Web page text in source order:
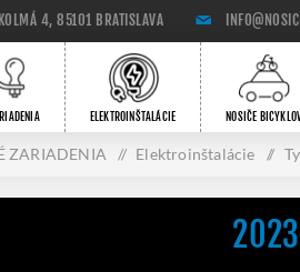
KOLMÁ 4, 85101 BRATISLAVA
ELEKTROINŠTALÁCIE NOSIČE
ZARIADENIA / Elektroinštalácie /